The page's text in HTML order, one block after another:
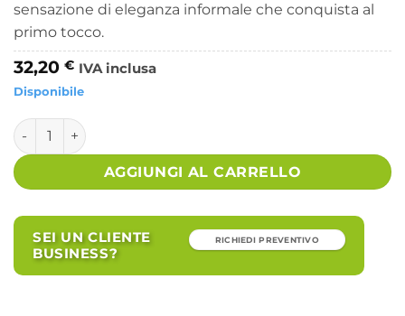
sensazione di eleganza informale che conquista al
primo tocco.
32,20 € IVA inclusa
Disponibile
Plaid Ecopelliccia Nero da Interno 150x200 cm - MIKO
AGGIUNGI AL CARRELLO
SEI UN CLIENTE
BUSINESS?
RICHIEDI PREVENTIVO